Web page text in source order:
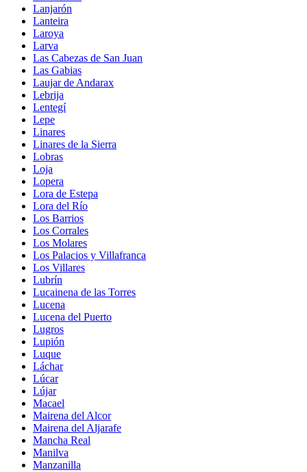
Lanjarón
Lanteira
Laroya
Larva
Las Cabezas de San Juan
Las Gabias
Laujar de Andarax
Lebrija
Lentegí
Lepe
Linares
Linares de la Sierra
Lobras
Loja
Lopera
Lora de Estepa
Lora del Río
Los Barrios
Los Corrales
Los Molares
Los Palacios y Villafranca
Los Villares
Lubrín
Lucainena de las Torres
Lucena
Lucena del Puerto
Lugros
Lupión
Luque
Láchar
Lúcar
Lújar
Macael
Mairena del Alcor
Mairena del Aljarafe
Mancha Real
Manilva
Manzanilla